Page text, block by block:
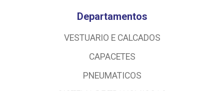
Departamentos
VESTUARIO E CALCADOS
CAPACETES
PNEUMATICOS